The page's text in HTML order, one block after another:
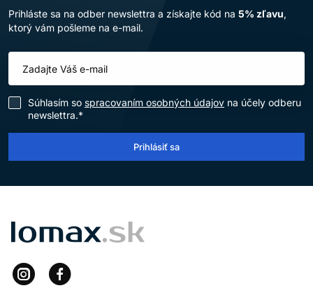
Prihláste sa na odber newslettra a získajte kód na 5% zľavu,
ktorý vám pošleme na e-mail.
Súhlasím so spracovaním osobných údajov na účely odberu
newslettra.*
Prihlásiť sa
LOMAX